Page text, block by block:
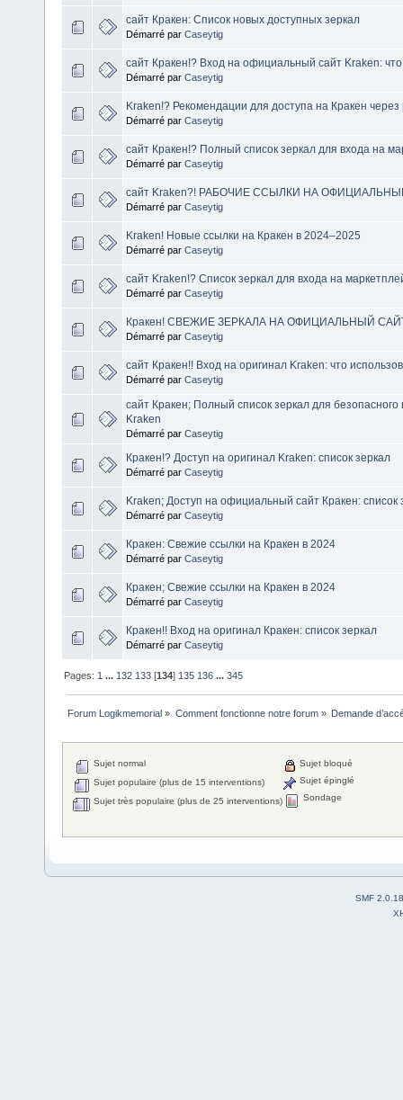
сайт Кракен: Список новых доступных зеркал
Démarré par Caseytig
сайт Кракен!? Вход на официальный сайт Kraken:
Démarré par Caseytig
Kraken!? Рекомендации для доступа на Кракен через
Démarré par Caseytig
сайт Кракен!? Полный список зеркал для входа на
Démarré par Caseytig
сайт Kraken?! РАБОЧИЕ ССЫЛКИ НА
Démarré par Caseytig
Kraken! Новые ссылки на Кракен в 2024–2025
Démarré par Caseytig
сайт Kraken!? Список зеркал для входа на
Démarré par Caseytig
Кракен! СВЕЖИЕ ЗЕРКАЛА НА ОФИЦИАЛЬНЫЙ САЙТ
Démarré par Caseytig
сайт Кракен!! Вход на оригинал Kraken: что
Démarré par Caseytig
сайт Кракен; Полный список зеркал для
Kraken
Démarré par Caseytig
Кракен!? Доступ на оригинал Kraken: список зеркал
Démarré par Caseytig
Kraken; Доступ на официальный сайт Кракен: список
Démarré par Caseytig
Кракен: Свежие ссылки на Кракен в 2024
Démarré par Caseytig
Кракен; Свежие ссылки на Кракен в 2024
Démarré par Caseytig
Кракен!! Вход на оригинал Кракен: список зеркал
Démarré par Caseytig
Pages: 1 ... 132 133 [134] 135 136 ...345
Forum Logikmemorial » Comment fonctionne notre forum» Demande
Sujet normal
Sujet populaire (plus de 15 interventions)
Sujet très populaire (plus de 25 interventions)
Sujet bloqué
Sujet épinglé
Sondage
SMF 2.0.18